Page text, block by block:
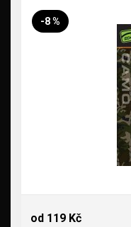
-8 %
od 119 Kč